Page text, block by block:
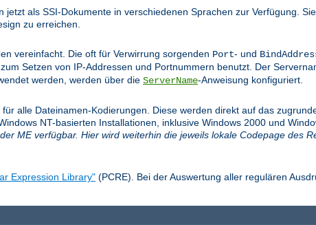
als SSI-Dokumente in verschiedenen Sprachen zur Verfügung.
zu erreichen.
vereinfacht. Die oft für Verwirrung sorgenden Port- und
Setzen von IP-Addressen und Portnummern benutzt. Der
werden, werden über die ServerName-Anweisung konfiguriert.
alle Dateinamen-Kodierungen. Diese werden direkt auf das
NT-basierten Installationen, inklusive Windows 2000 und
ME verfügbar. Hier wird weiterhin die jeweils lokale Codepage des
Expression Library" (PCRE). Bei der Auswertung aller regulären